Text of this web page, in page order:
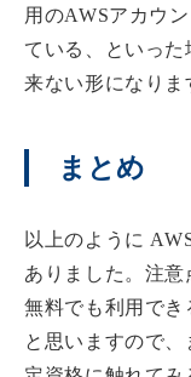
用のAWSアカウ
ている、といっ
来ない形になりま
まとめ
以上のように
ありました。注意
無料でも利用で
と思いますので